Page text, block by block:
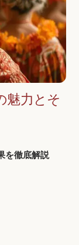
魅力とそ
を徹底解説